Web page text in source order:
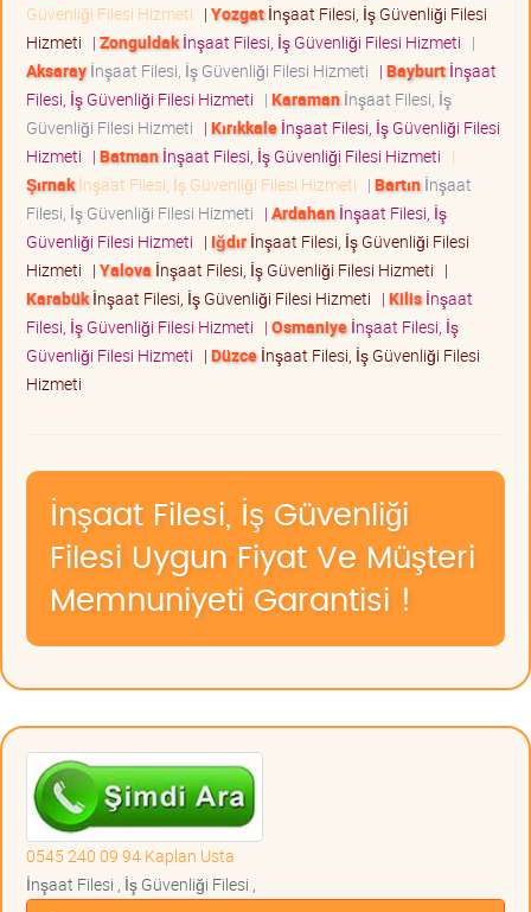
Güvenliği Filesi Hizmeti | Yozgatİnşaat Filesi, İş Güvenliği Filesi
Hizmeti | Zonguldakİnşaat Filesi, İş Güvenliği Filesi Hizmeti |
Aksarayİnşaat Filesi, İş Güvenliği Filesi Hizmeti | Bayburtİnşaat
Filesi, İş Güvenliği Filesi Hizmeti | Karamanİnşaat Filesi, İş
Güvenliği Filesi Hizmeti | Kırıkkaleİnşaat Filesi, İş Güvenliği Filesi
Hizmeti | Batmanİnşaat Filesi, İş Güvenliği Filesi Hizmeti |
Şırnakİnşaat Filesi, İş Güvenliği Filesi Hizmeti | Bartınİnşaat
Filesi, İş Güvenliği Filesi Hizmeti | Ardahanİnşaat Filesi, İş
Güvenliği Filesi Hizmeti | Iğdırİnşaat Filesi, İş Güvenliği Filesi
Hizmeti | Yalova İnşaat Filesi, İş Güvenliği Filesi Hizmeti |
Karabükİnşaat Filesi, İş Güvenliği Filesi Hizmeti | Kilisİnşaat
Filesi, İş Güvenliği Filesi Hizmeti | Osmaniyeİnşaat Filesi, İş
Güvenliği Filesi Hizmeti | Düzceİnşaat Filesi, İş Güvenliği Filesi
Hizmeti
İnşaat Filesi, İş Güvenliği
Filesi Uygun Fiyat Ve Müşteri
Memnuniyeti Garantisi !
0545 240 09 94 Kaplan Usta
İnşaat Filesi , İş Güvenliği Filesi ,